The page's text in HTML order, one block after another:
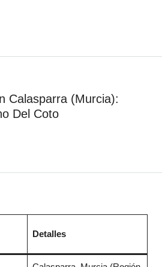
Calasparra (Murcia):
Del Coto
Detalles